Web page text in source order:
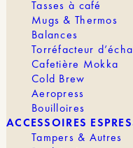
Tasses à café
Mugs & Thermos
Balances
Torréfacteur
Cafetière Mokka
Cold Brew
Aeropress
Bouilloires
ACCESSOIRES
Tampers & Autres
Cultivé sur la
Esperanza, ce
intensément
L’attaque
équilibre
sauvage
prune rouge et
d’une